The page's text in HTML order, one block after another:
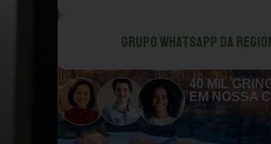
GRUPO WHATSAPP DA
40 MIL
EM NOSSA